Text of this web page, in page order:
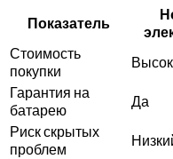
Показатель
Стоимость
покупки
Гарантия на
батарею
Да
Риск скрытых
проблем